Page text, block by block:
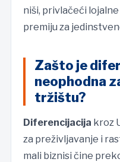
niši, privlačeći
premiju za
Zašto je
neophodna
tržištu?
Diferencijacija kroz
za preživljavanje i
mali biznisi čine